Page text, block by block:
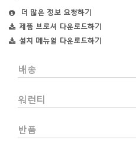
더 많은 정보 요청하기
제품 브로셔 다운로드하기
설치 메뉴얼 다운로드하기
배송
워런티
반품